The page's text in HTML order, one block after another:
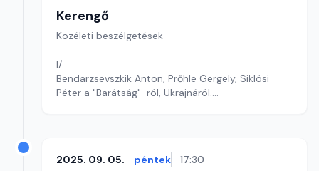
Kerengő
Közéleti beszélgetések
I/
Bendarzsevszkik Anton, Prőhle Gergely, Siklósi
Péter a "Barátság"-ról, Ukrajnáról.
2025. 09. 05. péntek 17:30